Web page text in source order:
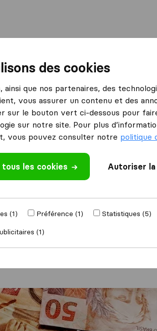
des cookies
ainsi que nos partenaires, des
vous assurer un contenu et des
sur le bouton vert ci-dessous pour
sur notre site. Pour plus
vous pouvez consulter notre politique
les cookies Autoriser
(1) Préférence (1)
Statistiques (5)
(1)